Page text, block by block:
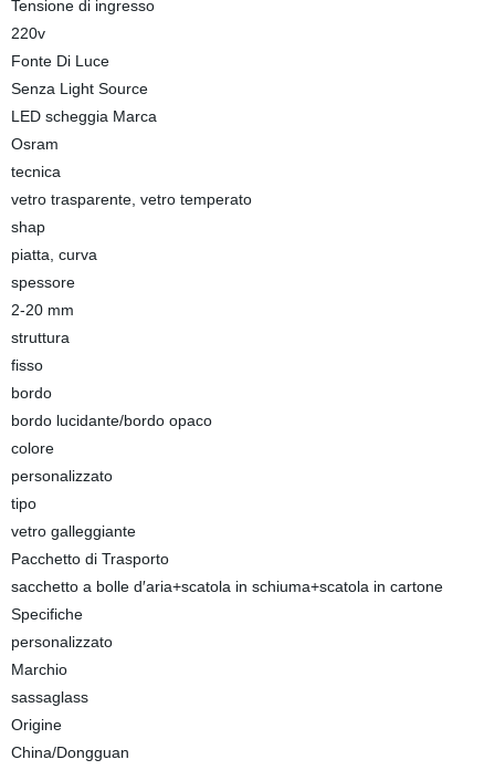
Tensione di ingresso
220v
Fonte Di Luce
Senza Light Source
LED scheggia Marca
Osram
tecnica
vetro trasparente, vetro temperato
shap
piatta, curva
spessore
2-20 mm
struttura
fisso
bordo
bordo lucidante/bordo opaco
colore
personalizzato
tipo
vetro galleggiante
Pacchetto di Trasporto
sacchetto a bolle d′aria+scatola in schiuma+scatola in cartone
Specifiche
personalizzato
Marchio
sassaglass
Origine
China/Dongguan